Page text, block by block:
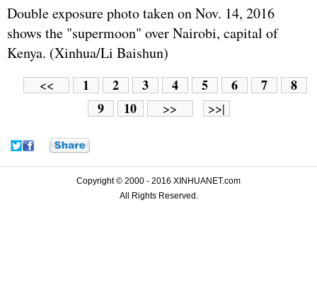
Double exposure photo taken on Nov. 14, 2016
shows the "supermoon" over Nairobi, capital of
Kenya. (Xinhua/Li Baishun)
<< 1 2 3 4 5 6 7
8
9
10 >> >>|
Copyright © 2000 - 2016 XINHUANET.com
All Rights Reserved.